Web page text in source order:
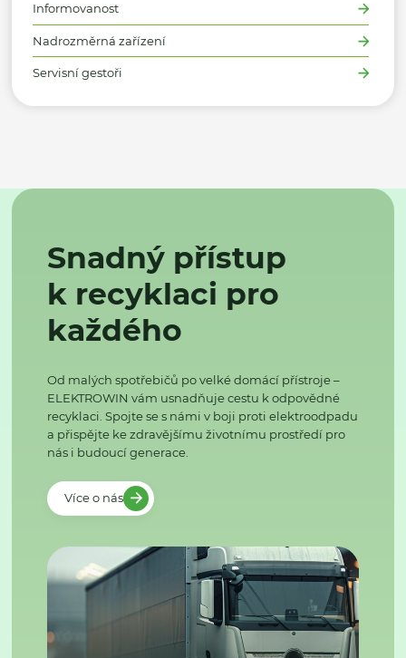
Informovanost
Nadrozměrná zařízení
Servisní gestoři
Snadný přístup
k recyklaci pro
každého
Od malých spotřebičů po velké domácí přístroje –
ELEKTROWIN vám usnadňuje cestu k odpovědné
recyklaci. Spojte se s námi v boji proti elektroodpadu
a přispějte ke zdravějšímu životnímu prostředí pro
nás i budoucí generace.
Více o nás